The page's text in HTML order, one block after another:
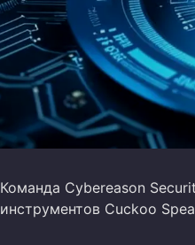
Команда Cybereason
инструментов Cuckoo